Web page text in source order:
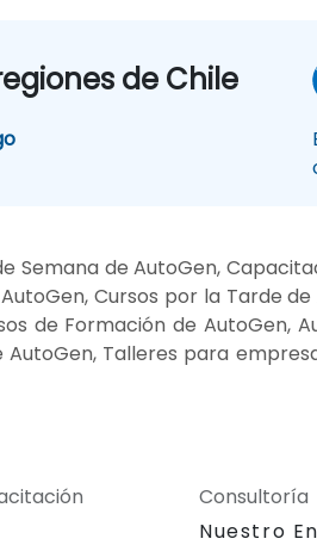
de Chile
Semana de AutoGen,
Cursos por la Tarde
de Formación de AutoGen,
Talleres para
Consultoría
Nuestro